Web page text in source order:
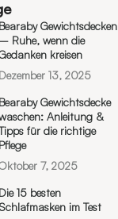
Bearaby Gewichtsdecken
– Ruhe, wenn die
kreisen
Dezember 13, 2025
Bearaby Gewichtsdecke
Anleitung &
für die richtige
Pflege
7, 2025
Die 15 besten
Schlafmasken im Test